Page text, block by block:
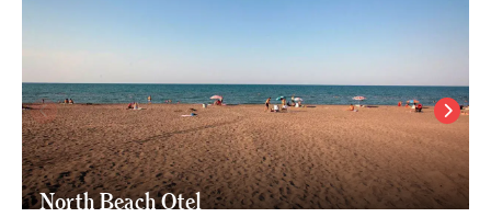
North Beach Otel